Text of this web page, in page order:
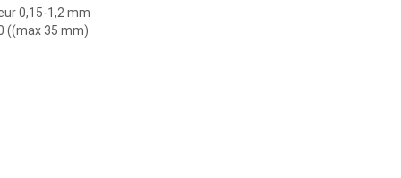
0,15-1,2 mm
((max 35 mm)